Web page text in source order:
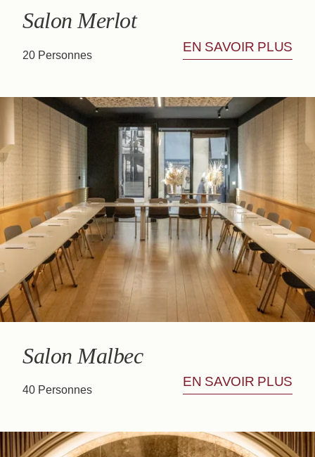
Salon Merlot
20 Personnes
EN SAVOIR PLUS
Salon Malbec
40 Personnes
EN SAVOIR PLUS